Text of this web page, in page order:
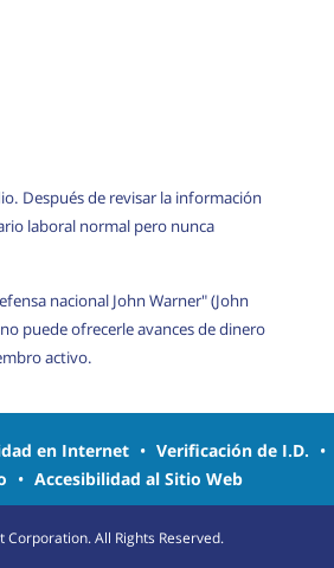
Después de revisar la información
laboral normal pero nunca
nacional John Warner" (John
puede ofrecerle avances de dinero
activo.
en Internet • Verificación de I.D. •
• Accesibilidad al Sitio Web
Corporation. All Rights Reserved.